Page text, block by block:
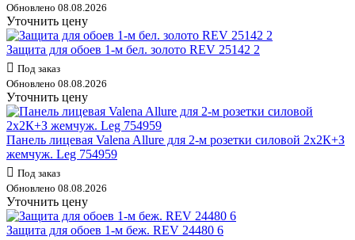
Обновлено 08.08.2026
Уточнить цену
Защита для обоев 1-м бел. золото REV 25142 2
Под заказ
Обновлено 08.08.2026
Уточнить цену
Панель лицевая Valena Allure для 2-м розетки силовой 2х2К+З
жемчуж. Leg 754959
Под заказ
Обновлено 08.08.2026
Уточнить цену
Защита для обоев 1-м беж. REV 24480 6